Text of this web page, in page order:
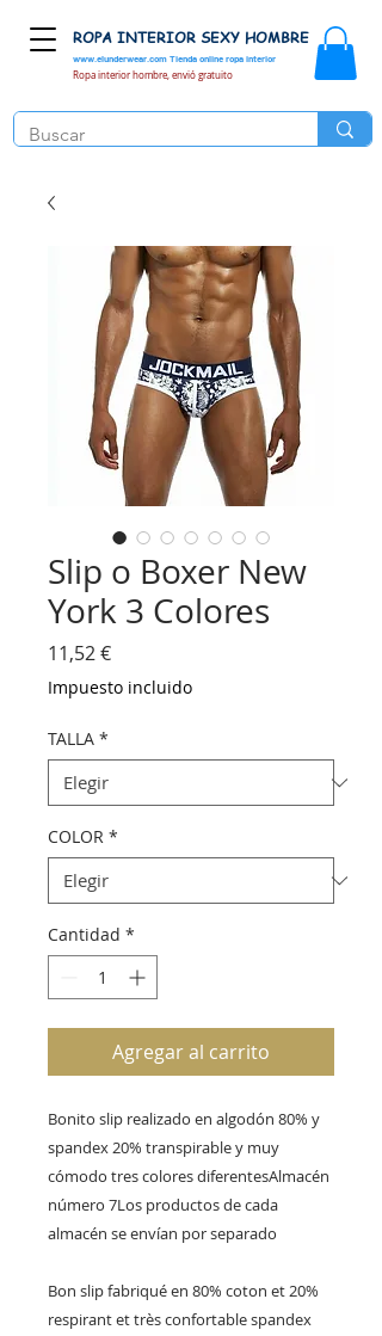
www.elunderwear.com Tienda online ropa interior
ROPA INTERIOR SEXY HOMBRE
Ropa interior hombre, envió gratuito
Slip o Boxer New
York 3 Colores
11,52 €Precio
Impuesto incluido
TALLA *
COLOR *
Cantidad *
Agregar al carrito
Bonito slip realizado en algodón 80% y
spandex 20% transpirable y muy
cómodo tres colores diferentesAlmacén
número 7Los productos de cada
almacén se envían por separado
Bon slip fabriqué en 80% coton et 20%
respirant et très confortable spandex